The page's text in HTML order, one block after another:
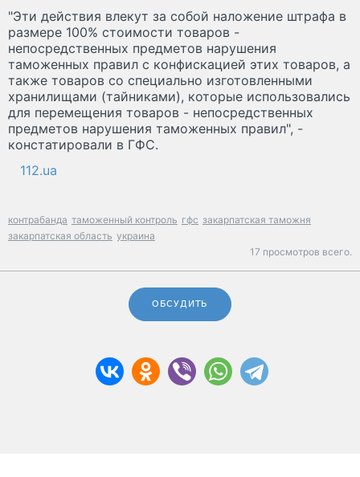
"Эти действия влекут за собой наложение штрафа в
размере 100% стоимости товаров -
непосредственных предметов нарушения
таможенных правил с конфискацией этих товаров, а
также товаров со специально изготовленными
хранилищами (тайниками), которые использовались
для перемещения товаров - непосредственных
предметов нарушения таможенных правил", -
констатировали в ГФС.
112.ua
контрабанда таможенный контроль гфс закарпатская таможня
закарпатская область украина
17 просмотров всего.
ОБСУДИТЬ